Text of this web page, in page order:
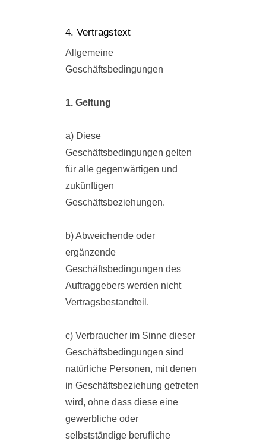
4. Vertragstext
Allgemeine
Geschäftsbedingungen
1. Geltung
a) Diese
Geschäftsbedingungen gelten
für alle gegenwärtigen und
zukünftigen
Geschäftsbeziehungen.
b) Abweichende oder
ergänzende
Geschäftsbedingungen des
Auftraggebers werden nicht
Vertragsbestandteil.
c) Verbraucher im Sinne dieser
Geschäftsbedingungen sind
natürliche Personen, mit denen
in Geschäftsbeziehung getreten
wird, ohne dass diese eine
gewerbliche oder
selbstständige berufliche